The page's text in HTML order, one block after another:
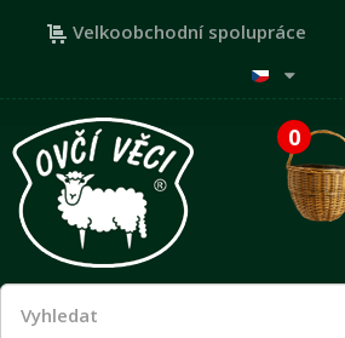
Velkoobchodní spolupráce
0